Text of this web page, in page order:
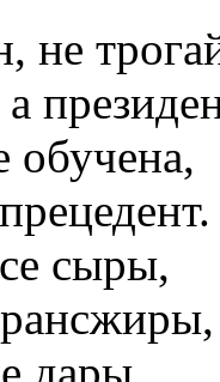
не
обучена,
сыры,